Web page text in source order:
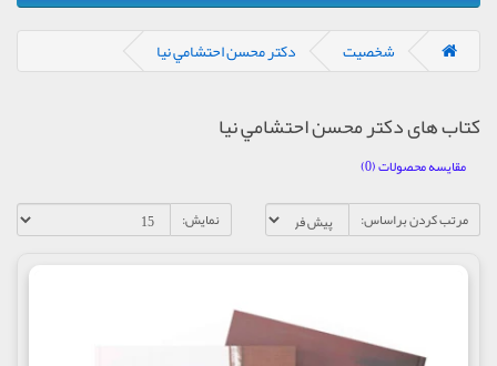
شخصیت دكتر محسن احتشامي نيا
کتاب های دكتر محسن احتشامي نيا
مقایسه محصولات (0)
مرتب کردن براساس:
نمایش: